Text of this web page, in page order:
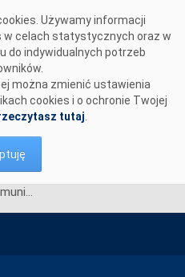
Używamy informacji
w celach statystycznych oraz w
do indywidualnych potrzeb
można zmienić ustawienia
cookies i o ochronie Twojej
tutaj
Komunikat dotyczący zawarcia nowych Umów o świadczenie usług przesyłania energii elektrycznej